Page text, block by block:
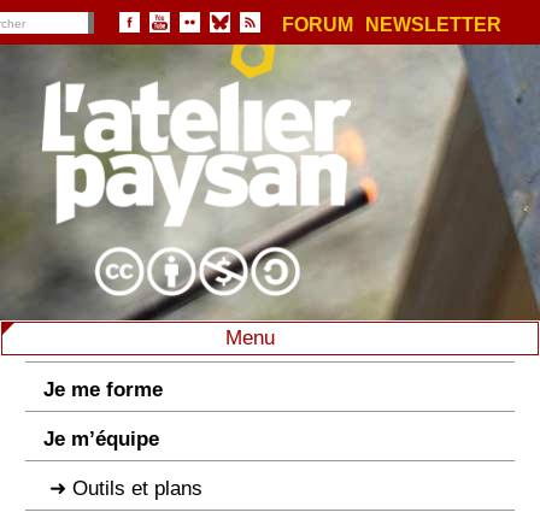
FORUM NEWSLETTER
Menu
Je me forme
Je m’équipe
Outils et plans